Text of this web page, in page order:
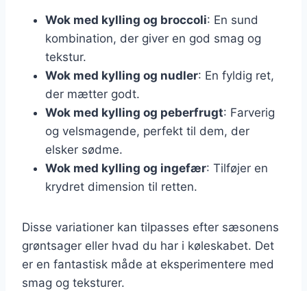
Wok med kylling og broccoli: En sund
kombination, der giver en god smag og
tekstur.
Wok med kylling og nudler: En fyldig ret,
der mætter godt.
Wok med kylling og peberfrugt: Farverig
og velsmagende, perfekt til dem, der
elsker sødme.
Wok med kylling og ingefær: Tilføjer en
krydret dimension til retten.
Disse variationer kan tilpasses efter sæsonens
grøntsager eller hvad du har i køleskabet. Det
er en fantastisk måde at eksperimentere med
smag og teksturer.